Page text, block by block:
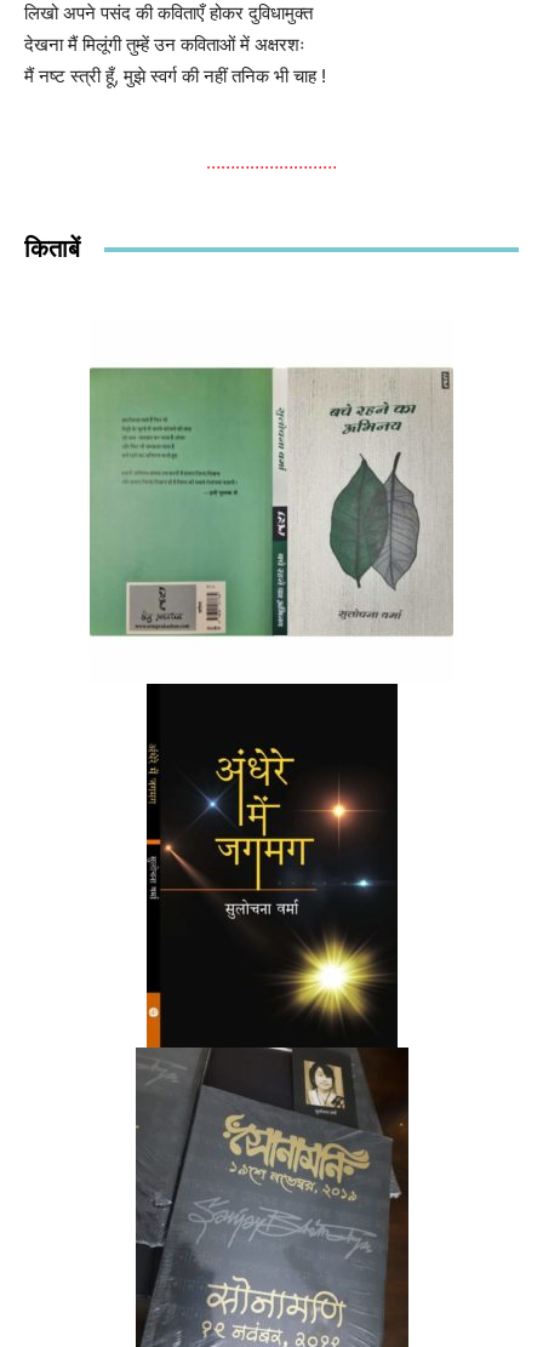
लिखो अपने पसंद की कविताएँ होकर दुविधामुक्त
देखना मैं मिलूंगी तुम्हें उन कविताओं में अक्षरशः
मैं नष्ट स्त्री हूँ, मुझे स्वर्ग की नहीं तनिक भी चाह !
………………………
किताबें